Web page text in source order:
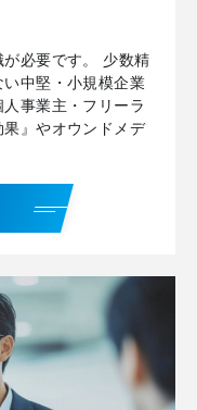
必要です。 少数精
中堅・小規模企業
事業主・フリーラ
』やオウンドメデ